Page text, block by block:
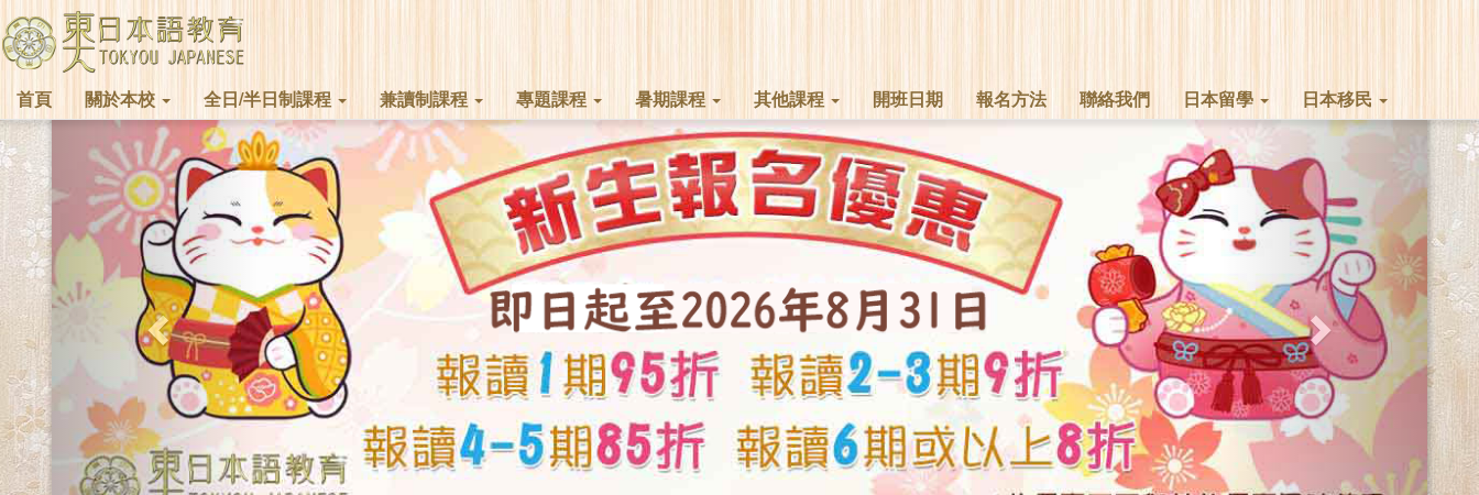
首頁 關於本校 全日/半日制課程 兼讀制課程 專題課程 暑期課程 其他課程 開班日期 報名方法 聯絡我們 日本留學 日本移民
Previous Next